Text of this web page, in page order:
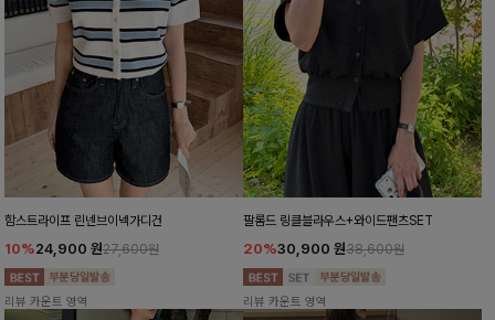
함스트라이프 린넨브이넥가디건
10%24,900 원27,600원
리뷰 카운트 영역
팔롬드 링클블라우스+와이드팬츠SET
20%30,900 원38,600원
리뷰 카운트 영역